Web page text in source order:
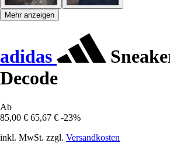
Mehr anzeigen
adidas
Decode
Ab
85,00 € 65,67 € -23%
inkl. MwSt. zzgl. Versandkosten